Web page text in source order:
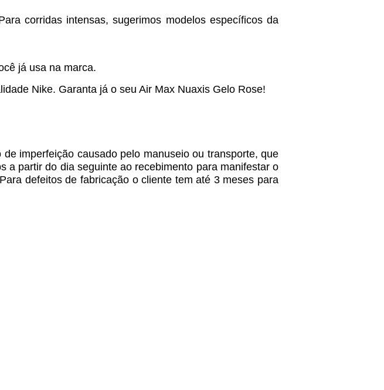
corridas intensas, sugerimos modelos específicos da
já usa na marca.
Nike. Garanta já o seu Air Max Nuaxis Gelo Rose!
imperfeição causado pelo manuseio ou transporte, que
a partir do dia seguinte ao recebimento para manifestar o
defeitos de fabricação o cliente tem até 3 meses para